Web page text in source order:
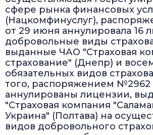
сфере рынка финансовых
(Нацкомфинуслуг),
от 29 июня аннулировала 16
добровольные виды
выданные ЧАО "Страховая
страхование" (Днепр) и
обязательных видов
того, распоряжением №2962
аннулированы лицензии,
"Страховая компания
Украина" (Полтава) на
видов добровольного